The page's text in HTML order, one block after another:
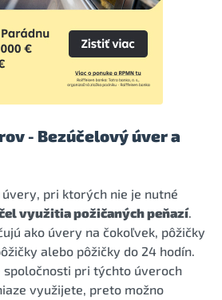
- Bezúčelový úver a
pri ktorých nie je nutné
využitia požičaných peňazí.
ako úvery na čokoľvek, pôžičky
alebo pôžičky do 24 hodín.
spoločnosti pri týchto úveroch
využijete, preto možno